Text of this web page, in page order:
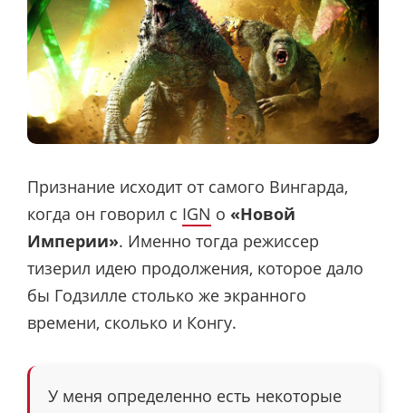
Признание исходит от самого Вингарда,
когда он говорил с IGN о «Новой
Империи». Именно тогда режиссер
тизерил идею продолжения, которое дало
бы Годзилле столько же экранного
времени, сколько и Конгу.
У меня определенно есть некоторые